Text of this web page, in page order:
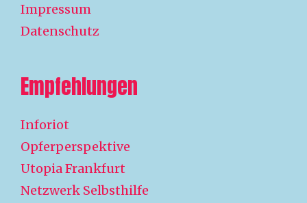
Impressum
Datenschutz
Empfehlungen
Inforiot
Opferperspektive
Utopia Frankfurt
Netzwerk Selbsthilfe